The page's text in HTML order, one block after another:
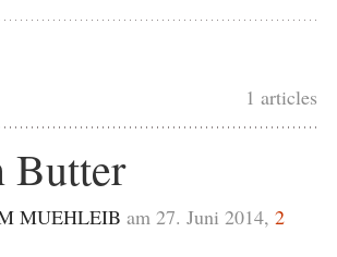
1 articles
Butter
MUEHLEIB am 27. Juni 2014, 2